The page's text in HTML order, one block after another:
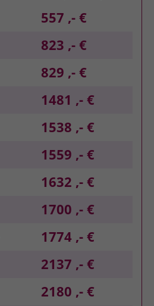
557 ,- €
823 ,- €
829 ,- €
1481 ,- €
1538 ,- €
1559 ,- €
1632 ,- €
1700 ,- €
1774 ,- €
2137 ,- €
2180 ,- €